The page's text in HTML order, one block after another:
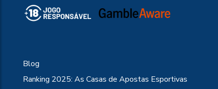
Blog
Ranking 2025: As Casas de Apostas Esportivas